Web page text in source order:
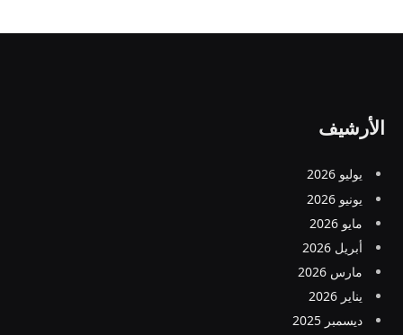
الأرشيف
يوليو 2026
يونيو 2026
مايو 2026
أبريل 2026
مارس 2026
يناير 2026
ديسمبر 2025